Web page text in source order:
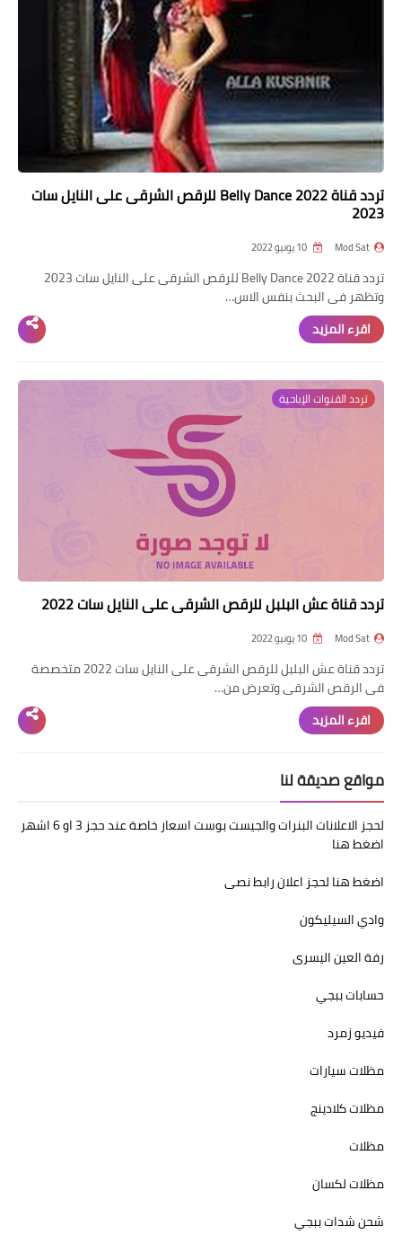
تردد قناة Belly Dance 2022 للرقص الشرقى على النايل سات
2023
Mod Sat
تردد قناة Belly Dance 2022 للرقص الشرقى على النايل سات 2023
وتظهر فى البحث بنفس الاس…
اقرء المزيد
تردد القنوات الإباحية
تردد قناة عش البلبل للرقص الشرقى على النايل سات 2022
Mod Sat
تردد قناة عش البلبل للرقص الشرقى على النايل سات 2022 متخصصة
فى الرقص الشرقى وتعرض من…
اقرء المزيد
مواقع صديقة لنا
لحجز الاعلانات البنرات والجيست بوست اسعار خاصة عند حجز 3 او 6 اشهر
اضغط هنا
اضغط هنا لحجز اعلان رابط نصى
وادي السيليكون
رفة العين اليسرى
حسابات ببجي
فيديو زمرد
مظلات سيارات
مظلات كلادينج
مظلات
مظلات لكسان
شحن شدات ببجي